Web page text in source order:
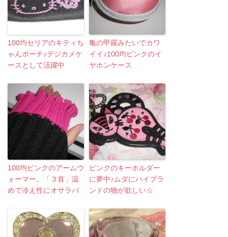
100均セリアのキティち
ゃんポーチ♪デジカメケ
ースとして活躍中
亀の甲羅みたいでカワ
イイ♪100均ピンクのイ
ヤホンケース
100均ピンクのアームウ
ォーマー。「３首」温
めで冷え性にオサラバ
ピンクのキーホルダー
に夢中♪ムダにハイブラ
ンドの物が欲しい☆